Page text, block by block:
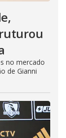
no mercado
de Gianni